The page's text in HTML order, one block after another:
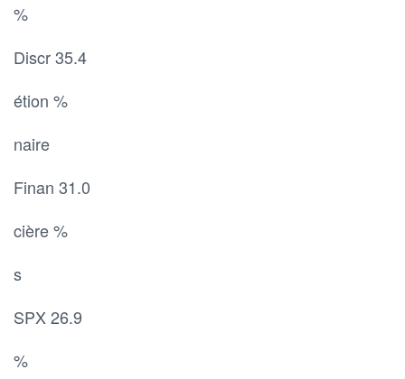
%
Discr 35.4
étion %
naire
Finan 31.0
cière %
s
SPX 26.9
%